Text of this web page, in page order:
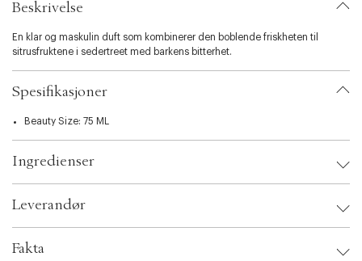
t
.
v
a
r
i
i
o
.
s
l
e
Beskrivelse
En klar og maskulin duft som kombinerer den boblende friskheten til
sitrusfruktene i sedertreet med barkens bitterhet.
Spesifikasjoner
Beauty Size: 75 ML
Ingredienser
Leverandør
Fakta